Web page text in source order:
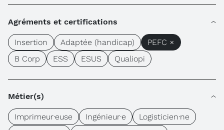
Agréments et certifications
Insertion Adaptée (handicap)
PEFC ×
B Corp
ESS ESUS Qualiopi
Métier(s)
Imprimeur·euse Ingénieur·e
Logisticien·ne